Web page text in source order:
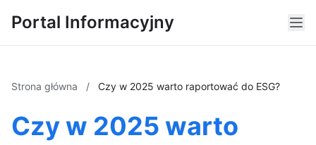
Portal Informacyjny
Strona główna / Czy w 2025 warto raportować do ESG?
Czy w 2025 warto